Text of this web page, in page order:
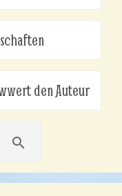
den Auteur
search